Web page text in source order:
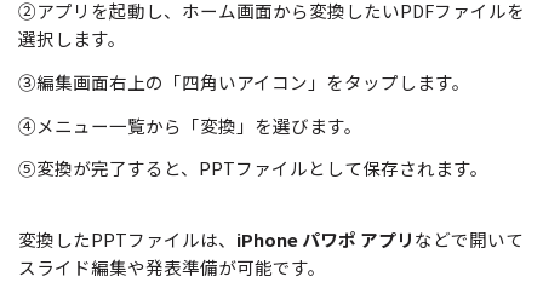
②アプリを起動し、ホーム画面から変換したいPDFファイルを
選択します。
③編集画面右上の「四角いアイコン」をタップします。
④メニュー一覧から「変換」を選びます。
⑤変換が完了すると、PPTファイルとして保存されます。
変換したPPTファイルは、 iPhone パワポ アプリなどで開いて
スライド編集や発表準備が可能です。